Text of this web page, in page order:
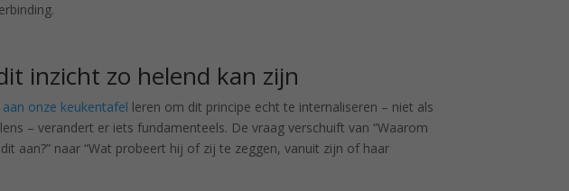
inzicht zo helend kan zijn
aan onze keukentafel leren om dit principe echt te internaliseren – niet als
– verandert er iets fundamenteels. De vraag verschuift van “Waarom
aan?” naar “Wat probeert hij of zij te zeggen, vanuit zijn of haar